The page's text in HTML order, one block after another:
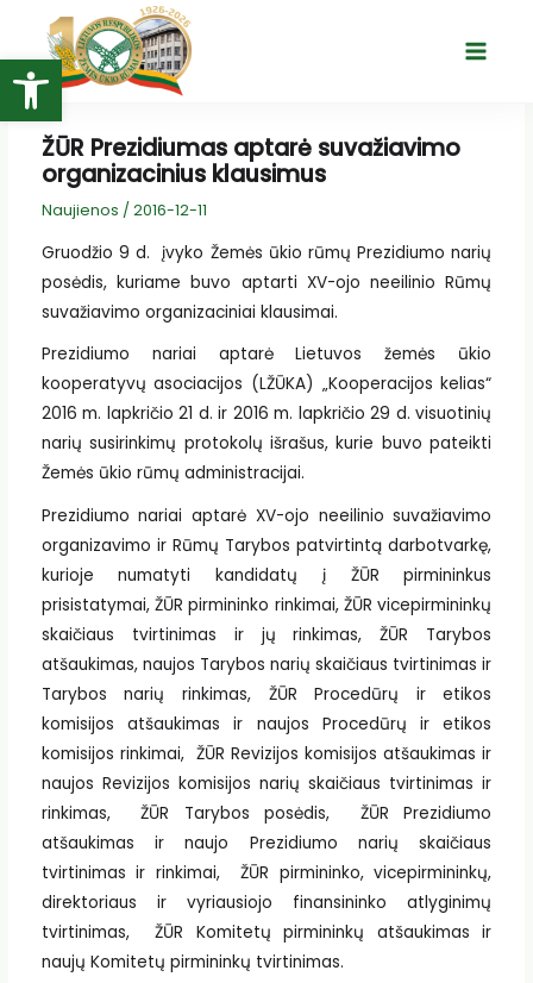
Open toolbar
turinio
Main
ŽŪR Prezidiumas aptarė suvažiavimo
organizacinius klausimus
Naujienos / 2016-12-11
Gruodžio 9 d. įvyko Žemės ūkio rūmų Prezidiumo narių
posėdis, kuriame buvo aptarti XV-ojo neeilinio Rūmų
suvažiavimo organizaciniai klausimai.
Prezidiumo nariai aptarė Lietuvos žemės ūkio
kooperatyvų asociacijos (LŽŪKA) „Kooperacijos kelias“
2016 m. lapkričio 21 d. ir 2016 m. lapkričio 29 d. visuotinių
narių susirinkimų protokolų išrašus, kurie buvo pateikti
Žemės ūkio rūmų administracijai.
Prezidiumo nariai aptarė XV-ojo neeilinio suvažiavimo
organizavimo ir Rūmų Tarybos patvirtintą darbotvarkę,
kurioje numatyti kandidatų į ŽŪR pirmininkus
prisistatymai, ŽŪR pirmininko rinkimai, ŽŪR vicepirmininkų
skaičiaus tvirtinimas ir jų rinkimas, ŽŪR Tarybos
atšaukimas, naujos Tarybos narių skaičiaus tvirtinimas ir
Tarybos narių rinkimas, ŽŪR Procedūrų ir etikos
komisijos atšaukimas ir naujos Procedūrų ir etikos
komisijos rinkimai, ŽŪR Revizijos komisijos atšaukimas ir
naujos Revizijos komisijos narių skaičiaus tvirtinimas ir
rinkimas, ŽŪR Tarybos posėdis, ŽŪR Prezidiumo
atšaukimas ir naujo Prezidiumo narių skaičiaus
tvirtinimas ir rinkimai, ŽŪR pirmininko, vicepirmininkų,
direktoriaus ir vyriausiojo finansininko atlyginimų
tvirtinimas, ŽŪR Komitetų pirmininkų atšaukimas ir
naujų Komitetų pirmininkų tvirtinimas.